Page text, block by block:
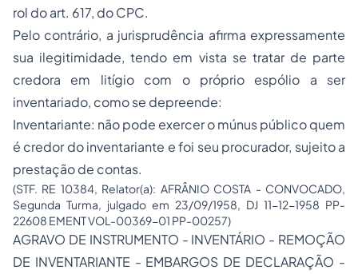
rol do art. 617, do CPC.
Pelo contrário, a jurisprudência afirma expressamente
sua ilegitimidade, tendo em vista se tratar de parte
credora em litígio com o próprio espólio a ser
inventariado, como se depreende:
Inventariante: não pode exercer o múnus público quem
é credor do inventariante e foi seu procurador, sujeito a
prestação de contas.
(STF. RE 10384, Relator(a): AFRÂNIO COSTA - CONVOCADO,
Segunda Turma, julgado em 23/09/1958, DJ 11-12-1958 PP-
22608 EMENT VOL-00369-01 PP-00257)
AGRAVO DE INSTRUMENTO - INVENTÁRIO - REMOÇÃO
DE INVENTARIANTE - EMBARGOS DE DECLARAÇÃO -